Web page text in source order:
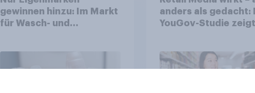
gewinnen hinzu: Im Markt
für Wasch- und
anders als gedacht:
YouGov-Studie zeigt
am Point of Sale